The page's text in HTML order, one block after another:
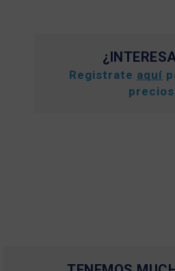
Registrate aquí